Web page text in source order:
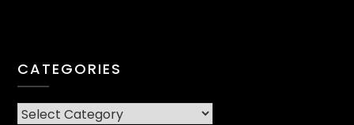
CATEGORIES
CATEGORIES